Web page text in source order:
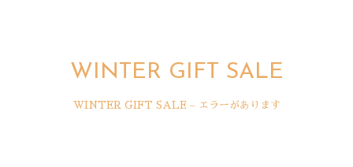
WINTER GIFT SALE
WINTER GIFT SALE – エラーがあります